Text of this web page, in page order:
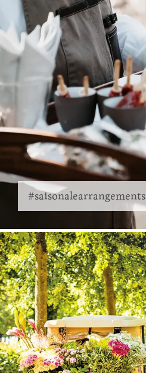
#saisonalearrangements